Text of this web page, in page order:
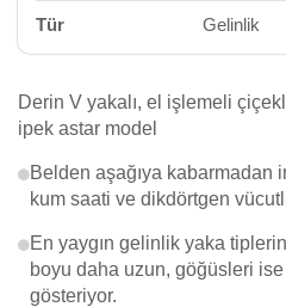
Tür Gelinlik
Derin V yakalı, el işlemeli
ipek astar model
Belden aşağıya kabarmadan
kum saati ve dikdörtgen
En yaygın gelinlik yaka
boyu daha uzun, göğüsleri
gösteriyor.